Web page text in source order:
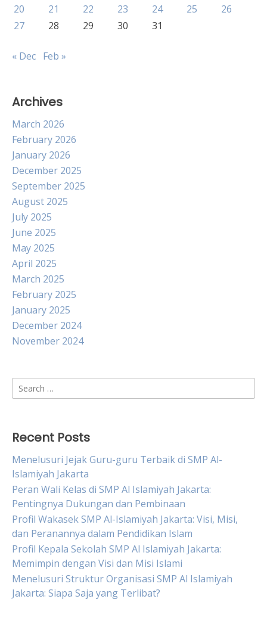
20
21 22 23 24 25
26
27
28 29 30 31
« Dec Feb »
Archives
March 2026
February 2026
January 2026
December 2025
September 2025
August 2025
July 2025
June 2025
May 2025
April 2025
March 2025
February 2025
January 2025
December 2024
November 2024
Search
for:
Recent Posts
Menelusuri Jejak Guru-guru Terbaik di SMP Al-
Islamiyah Jakarta
Peran Wali Kelas di SMP Al Islamiyah Jakarta:
Pentingnya Dukungan dan Pembinaan
Profil Wakasek SMP Al-Islamiyah Jakarta: Visi, Misi,
dan Peranannya dalam Pendidikan Islam
Profil Kepala Sekolah SMP Al Islamiyah Jakarta:
Memimpin dengan Visi dan Misi Islami
Menelusuri Struktur Organisasi SMP Al Islamiyah
Jakarta: Siapa Saja yang Terlibat?